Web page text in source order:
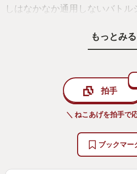
しはなかなか通用しないバトル
ーバーヒートゲージという独自
引きを生みアクセントになって
とりのキャラが雑に扱われてお
冒険に臨むことが出来ました。
結果的にプレイ時間は40〜50
ではありますが、是非JRPG好
いたい名作だと思います。
もっとみる
拍手
＼ ねこあげを拍手で
ブックマー